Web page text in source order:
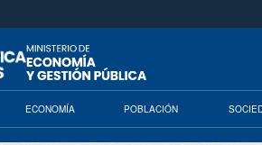
ECONOMÍA POBLACIÓN